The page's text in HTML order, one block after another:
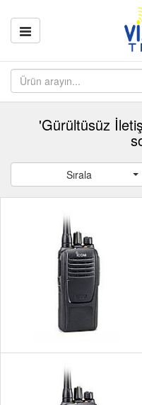
'Gürültüsüz
Sırala